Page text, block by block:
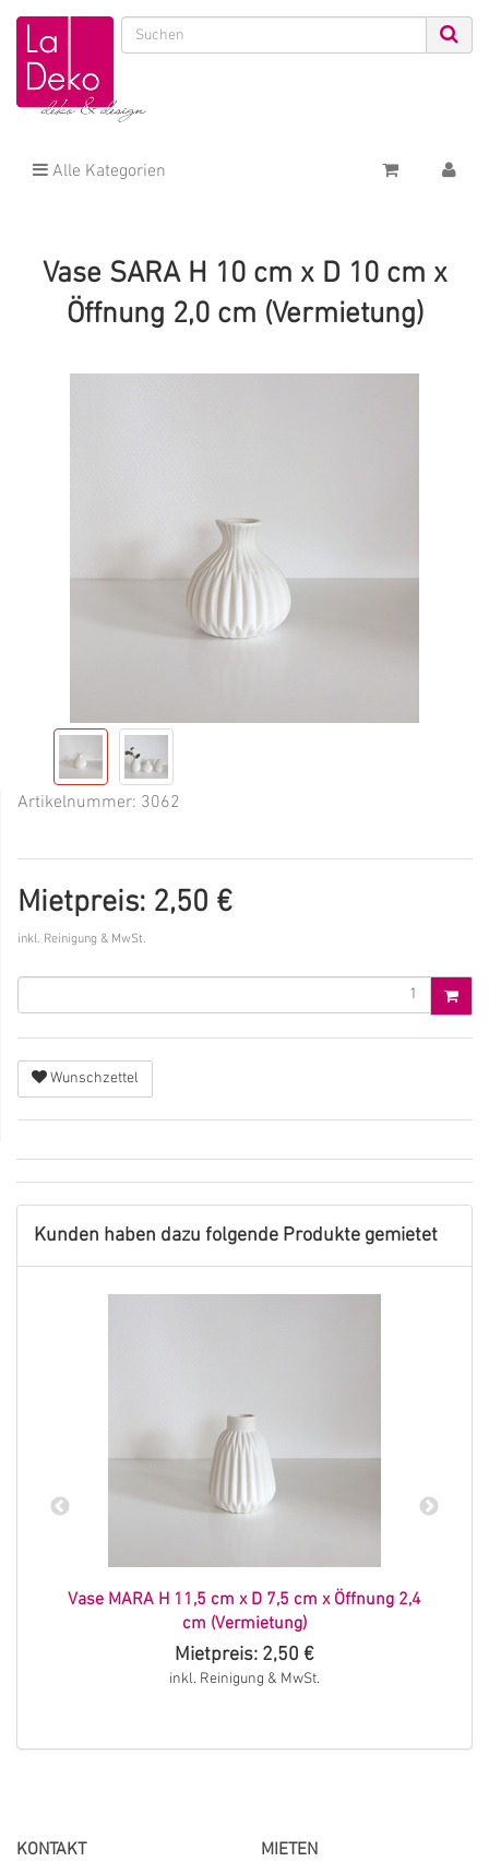
Alle Kategorien
Vase SARA H 10 cm x D 10 cm x
Öffnung 2,0 cm (Vermietung)
Artikelnummer: 3062
Mietpreis: 2,50 €
inkl. Reinigung & MwSt.
Wunschzettel
Kunden haben dazu folgende Produkte gemietet
Vase MARA H 11,5 cm x D 7,5 cm x Öffnung 2,4
cm (Vermietung)
Mietpreis: 2,50 €
inkl. Reinigung & MwSt.
KONTAKT MIETEN